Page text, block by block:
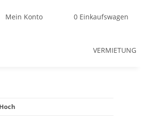
Mein Konto 0 Einkaufswagen
VERMIETUNG